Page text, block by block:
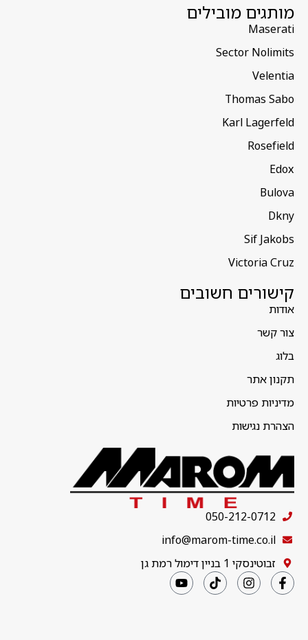
מותגים מובילים
Maserati
Sector Nolimits
Velentia
Thomas Sabo
Karl Lagerfeld
Rosefield
Edox
Bulova
Dkny
Sif Jakobs
Victoria Cruz
קישורים חשובים
אודות
צור קשר
בלוג
תקנון אתר
מדיניות פרטיות
הצהרת נגישות
050-212-0712
info@marom-time.co.il
זבוטינסקי 1 בניין דימול רמת גן